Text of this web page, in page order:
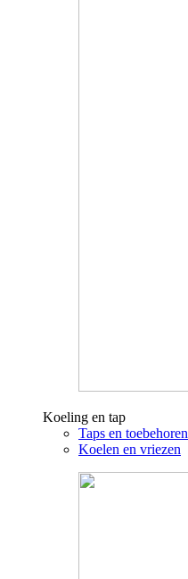
Koeling en tap
Taps en toebehoren
Koelen en vriezen